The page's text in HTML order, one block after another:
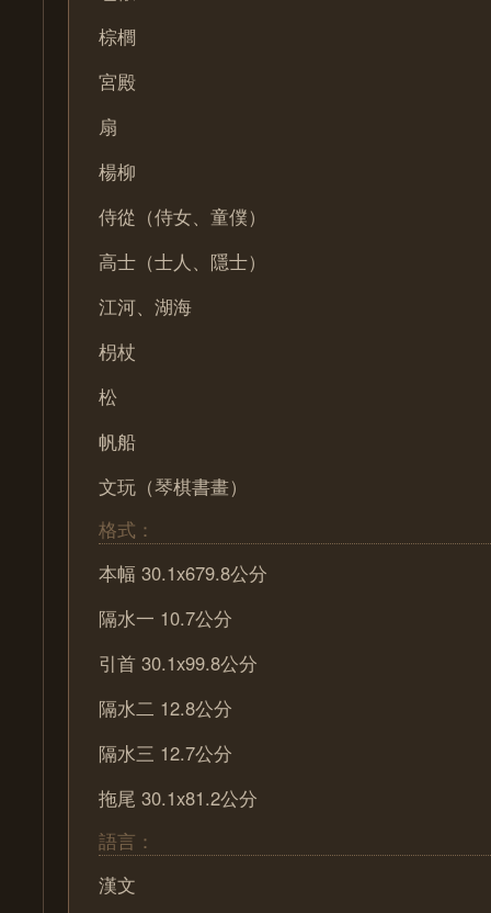
棕櫚
宮殿
扇
楊柳
侍從（侍女、童僕）
高士（士人、隱士）
江河、湖海
枴杖
松
帆船
文玩（琴棋書畫）
格式：
本幅 30.1x679.8公分
隔水一 10.7公分
引首 30.1x99.8公分
隔水二 12.8公分
隔水三 12.7公分
拖尾 30.1x81.2公分
語言：
漢文